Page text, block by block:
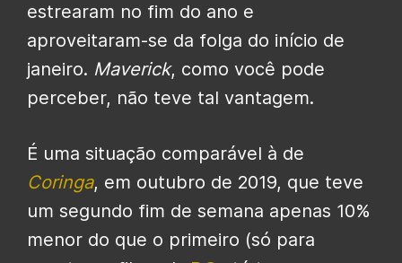
estrearam no fim do ano e
aproveitaram-se da folga do início de
janeiro. Maverick, como você pode
perceber, não teve tal vantagem.
É uma situação comparável à de
Coringa, em outubro de 2019, que teve
um segundo fim de semana apenas 10%
menor do que o primeiro (só para